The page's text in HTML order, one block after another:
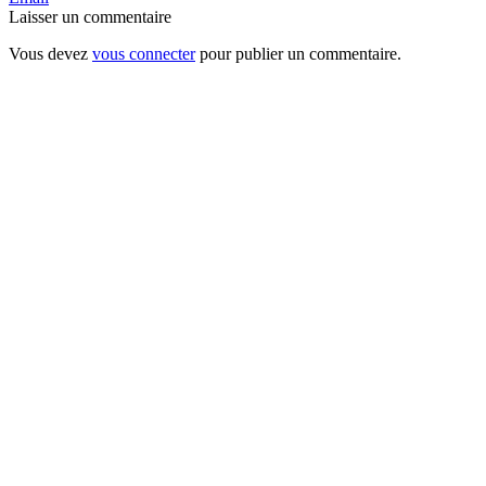
Laisser un commentaire
Vous devez vous connecterpour publier un commentaire.